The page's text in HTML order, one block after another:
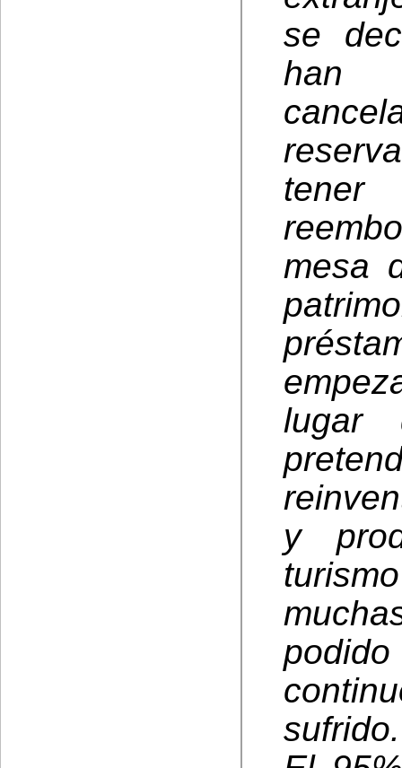
se
han
tener
mesa
lugar
y
sufrido.